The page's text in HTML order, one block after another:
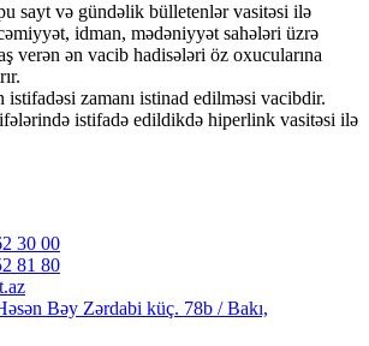
sayt və gündəlik bülletenlər vasitəsi ilə
idman, mədəniyyət sahələri üzrə
verən ən vacib hadisələri öz oxucularına
istifadəsi zamanı istinad edilməsi vacibdir.
istifadə edildikdə hiperlink vasitəsi ilə
30 00
81 80
Bəy Zərdabi küç. 78b / Bakı,